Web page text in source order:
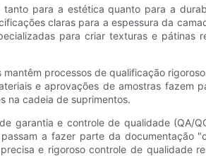
para a estética quanto para a
claras para a espessura da
para criar texturas e pátinas
processos de qualificação
e aprovações de amostras fazem
na cadeia de suprimentos.
garantia e controle de qualidade (QA/
a fazer parte da documentação
e rigoroso controle de qualidade